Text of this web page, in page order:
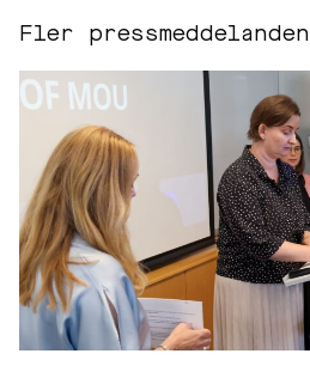
Fler pressmeddelanden